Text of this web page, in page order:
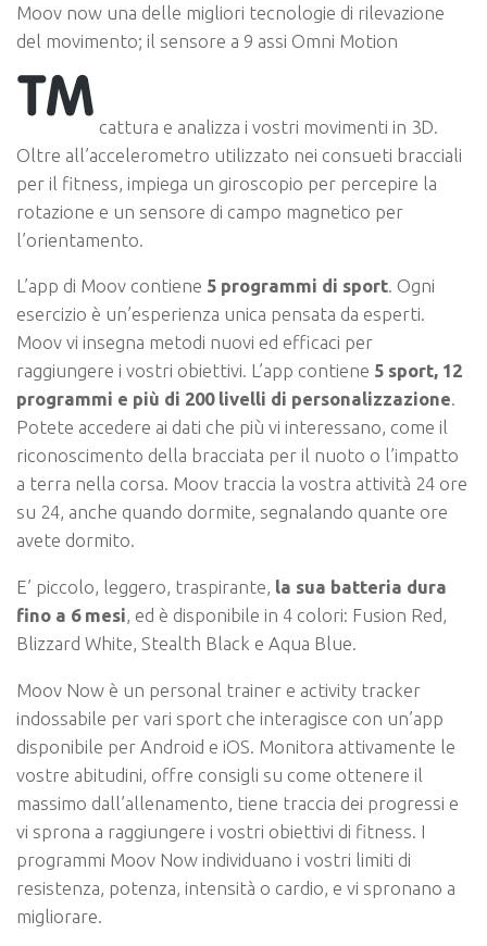
Moov now una delle migliori tecnologie di rilevazione
del movimento; il sensore a 9 assi Omni Motion
cattura e analizza i vostri movimenti in 3D.
Oltre all’accelerometro utilizzato nei consueti bracciali
per il fitness, impiega un giroscopio per percepire la
rotazione e un sensore di campo magnetico per
l’orientamento.
L’app di Moov contiene 5 programmi di sport. Ogni
esercizio è un’esperienza unica pensata da esperti.
Moov vi insegna metodi nuovi ed efficaci per
raggiungere i vostri obiettivi. L’app contiene 5 sport, 12
programmi e più di 200 livelli di personalizzazione.
Potete accedere ai dati che più vi interessano, come il
riconoscimento della bracciata per il nuoto o l’impatto
a terra nella corsa. Moov traccia la vostra attività 24 ore
su 24, anche quando dormite, segnalando quante ore
avete dormito.
E’ piccolo, leggero, traspirante, la sua batteria dura
fino a 6 mesi, ed è disponibile in 4 colori: Fusion Red,
Blizzard White, Stealth Black e Aqua Blue.
Moov Now è un personal trainer e activity tracker
indossabile per vari sport che interagisce con un’app
disponibile per Android e iOS. Monitora attivamente le
vostre abitudini, offre consigli su come ottenere il
massimo dall’allenamento, tiene traccia dei progressi e
vi sprona a raggiungere i vostri obiettivi di fitness. I
programmi Moov Now individuano i vostri limiti di
resistenza, potenza, intensità o cardio, e vi spronano a
migliorare.